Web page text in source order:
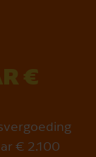
€
€ 2.100